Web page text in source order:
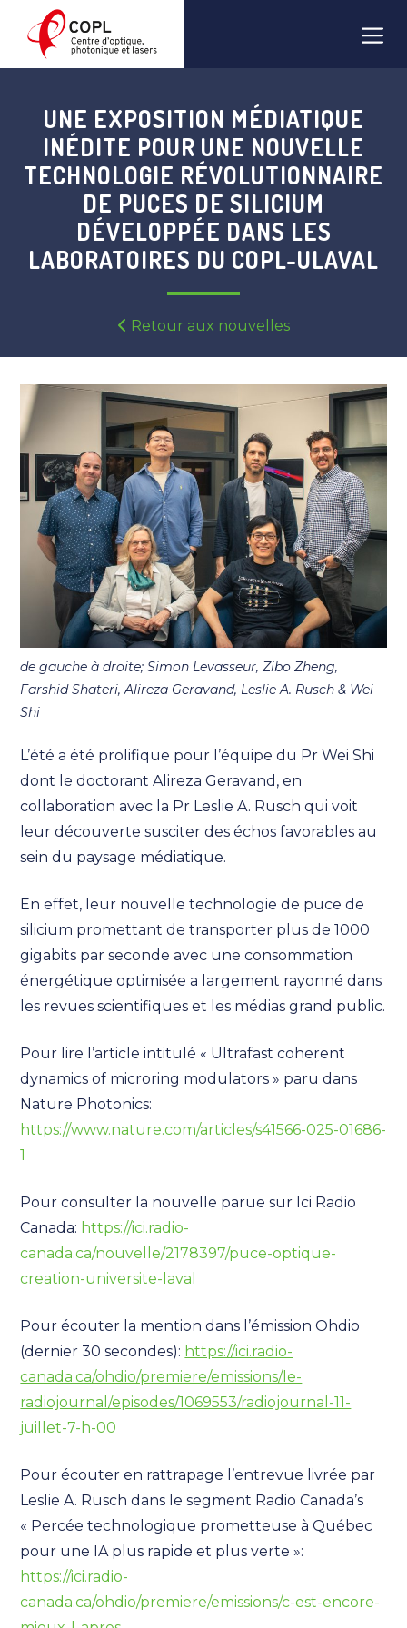
contenu
UNE EXPOSITION MÉDIATIQUE
INÉDITE POUR UNE NOUVELLE
TECHNOLOGIE RÉVOLUTIONNAIRE
DE PUCES DE SILICIUM
DÉVELOPPÉE DANS LES
LABORATOIRES DU COPL-ULAVAL
Retour aux nouvelles
de gauche à droite; Simon Levasseur, Zibo Zheng,
Farshid Shateri, Alireza Geravand, Leslie A. Rusch & Wei
Shi
L’été a été prolifique pour l’équipe du Pr Wei Shi
dont le doctorant Alireza Geravand, en
collaboration avec la Pr Leslie A. Rusch qui voit
leur découverte susciter des échos favorables au
sein du paysage médiatique.
En effet, leur nouvelle technologie de puce de
silicium promettant de transporter plus de 1000
gigabits par seconde avec une consommation
énergétique optimisée a largement rayonné dans
les revues scientifiques et les médias grand public.
Pour lire l’article intitulé « Ultrafast coherent
dynamics of microring modulators » paru dans
Nature Photonics:
https://www.nature.com/articles/s41566-025-01686-
1
Pour consulter la nouvelle parue sur Ici Radio
Canada: https://ici.radio-
canada.ca/nouvelle/2178397/puce-optique-
creation-universite-laval
Pour écouter la mention dans l’émission Ohdio
(dernier 30 secondes): https://ici.radio-
canada.ca/ohdio/premiere/emissions/le-
radiojournal/episodes/1069553/radiojournal-11-
juillet-7-h-00
Pour écouter en rattrapage l’entrevue livrée par
Leslie A. Rusch dans le segment Radio Canada’s
« Percée technologique prometteuse à Québec
pour une IA plus rapide et plus verte »:
https://ici.radio-
canada.ca/ohdio/premiere/emissions/c-est-encore-